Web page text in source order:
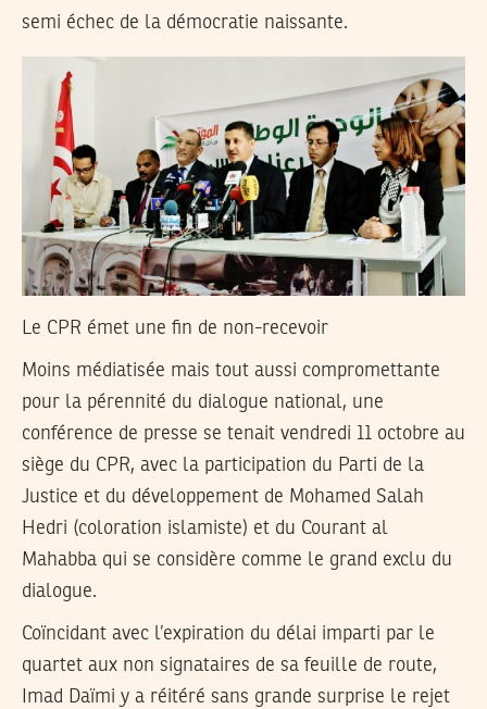
semi échec de la démocratie naissante.
Le CPR émet une fin de non-recevoir
Moins médiatisée mais tout aussi compromettante
pour la pérennité du dialogue national, une
conférence de presse se tenait vendredi 11 octobre au
siège du CPR, avec la participation du Parti de la
Justice et du développement de Mohamed Salah
Hedri (coloration islamiste) et du Courant al
Mahabba qui se considère comme le grand exclu du
dialogue.
Coïncidant avec l’expiration du délai imparti par le
quartet aux non signataires de sa feuille de route,
Imad Daïmi y a réitéré sans grande surprise le rejet